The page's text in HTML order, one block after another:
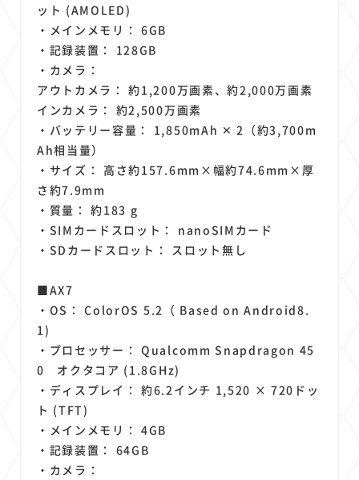
ット (AMOLED)
・メインメモリ： 6GB
・記録装置： 128GB
・カメラ：
アウトカメラ： 約1,200万画素、約2,000万画素
インカメラ： 約2,500万画素
・バッテリー容量： 1,850mAh ✕ 2（約3,700m
Ah相当量）
・サイズ： 高さ約157.6mm×幅約74.6mm×厚
さ約7.9mm
・質量： 約183 g
・SIMカードスロット： nanoSIMカード
・SDカードスロット： スロット無し
■AX7
・OS： ColorOS 5.2（ Based on Android8.
1)
・プロセッサー： Qualcomm Snapdragon 45
0 オクタコア (1.8GHz)
・ディスプレイ： 約6.2インチ 1,520 × 720ドッ
ト (TFT)
・メインメモリ： 4GB
・記録装置： 64GB
・カメラ：